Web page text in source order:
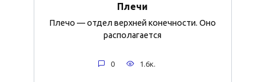
Плечи
Плечо — отдел верхней конечности. Оно
располагается
0 1.6к.